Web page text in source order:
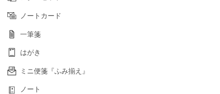
ノートカード
一筆箋
はがき
ミニ便箋『ふみ揃え』
ノート